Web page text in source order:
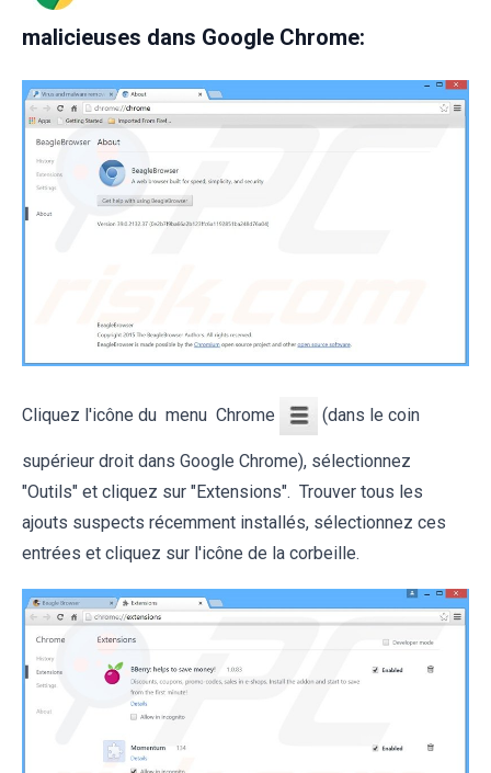
malicieuses dans Google Chrome:
Cliquez l'icône du menu Chrome (dans le coin
supérieur droit dans Google Chrome), sélectionnez
"Outils" et cliquez sur "Extensions". Trouver tous les
ajouts suspects récemment installés, sélectionnez ces
entrées et cliquez sur l'icône de la corbeille.